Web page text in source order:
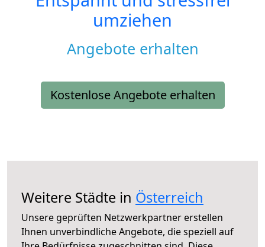
umziehen
Angebote erhalten
Kostenlose Angebote erhalten
Weitere Städte in Österreich
Unsere geprüften Netzwerkpartner erstellen
Ihnen unverbindliche Angebote, die speziell auf